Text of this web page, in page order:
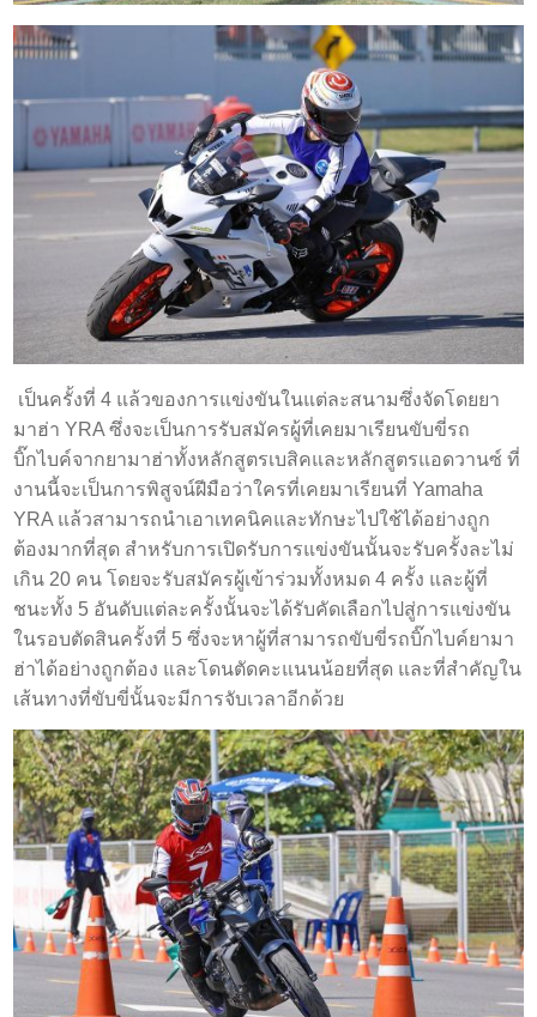
เป็นครั้งที่ 4 แล้วของการแข่งขันในแต่ละสนามซึ่งจัดโดยยา
มาฮ่า YRA ซึ่งจะเป็นการรับสมัครผู้ที่เคยมาเรียนขับขี่รถ
บิ๊กไบค์จากยามาฮ่าทั้งหลักสูตรเบสิคและหลักสูตรแอดวานซ์ ที่
งานนี้จะเป็นการพิสูจน์ฝีมือว่าใครที่เคยมาเรียนที่ Yamaha
YRA แล้วสามารถนำเอาเทคนิคและทักษะไปใช้ได้อย่างถูก
ต้องมากที่สุด สำหรับการเปิดรับการแข่งขันนั้นจะรับครั้งละไม่
เกิน 20 คน โดยจะรับสมัครผู้เข้าร่วมทั้งหมด 4 ครั้ง และผู้ที่
ชนะทั้ง 5 อันดับแต่ละครั้งนั้นจะได้รับคัดเลือกไปสู่การแข่งขัน
ในรอบตัดสินครั้งที่ 5 ซึ่งจะหาผู้ที่สามารถขับขี่รถบิ๊กไบค์ยามา
ฮ่าได้อย่างถูกต้อง และโดนตัดคะแนนน้อยที่สุด และที่สำคัญใน
เส้นทางที่ขับขี่นั้นจะมีการจับเวลาอีกด้วย